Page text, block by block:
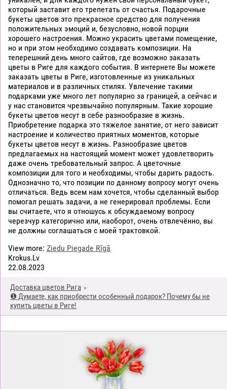
Доставка цветов Рига
❶ Думаете, как приобрести особенный подарок? Почему бы не
купить цветы в Риге!
который заставит его трепетать от счастья. Подарочные
букеты цветов это прекрасное средство для получения
положительных эмоций и, безусловно, новой порции
хорошего настроения. Можно украсить цветами помещение,
но и при этом необходимо создавать композиции. На
теперешний день много сайтов, где возможно заказать
цветы в Риге для каждого события. В интернете Вы можете
заказать цветы в Риге, изготовленные из уникальных
материалов и в различных стилях. Увлечение такими
подарками уже много лет популярно за границей, а сейчас и
у нас становится чрезвычайно популярным. Такие хорошие
букеты цветов несут в себе разнообразие в жизнь.
Приобретение подарка это тяжелое занятие, от него зависит
настроение и количество приятных моментов, которые
букеты цветов несут в жизнь. Разнообразие цветов
предлагаемых на настоящий момент может удовлетворить
даже очень требовательный запрос. А цветочные
композиции для того и необходимы, чтобы дарить радость.
Однозначно то, что позиции по данному вопросу могут очень
отличаться. Ведь всем нам хочется, чтобы сделанный выбор
помогал решать задачи, а не генерировал проблемы. Если
вы считаете, что я отношусь к обсуждаемому вопросу
черезчур категорично или, наоборот, очень отвлечённо, вы
не должны соглашаться с моей трактовкой.
View more: Ziedu Piegade Rīgā
Krokus.Lv
22.08.2023